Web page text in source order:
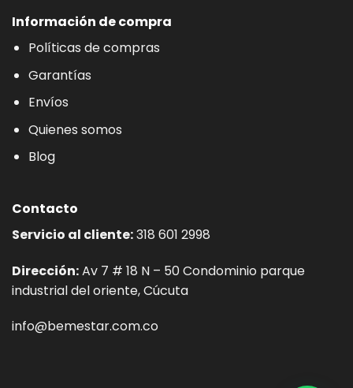
Información de compra
Políticas de compras
Garantías
Envíos
Quienes somos
Blog
Contacto
Servicio al cliente:318 601 2998
Dirección:Av 7 # 18 N – 50 Condominio parque
industrial del oriente, Cúcuta
info@bemestar.com.co